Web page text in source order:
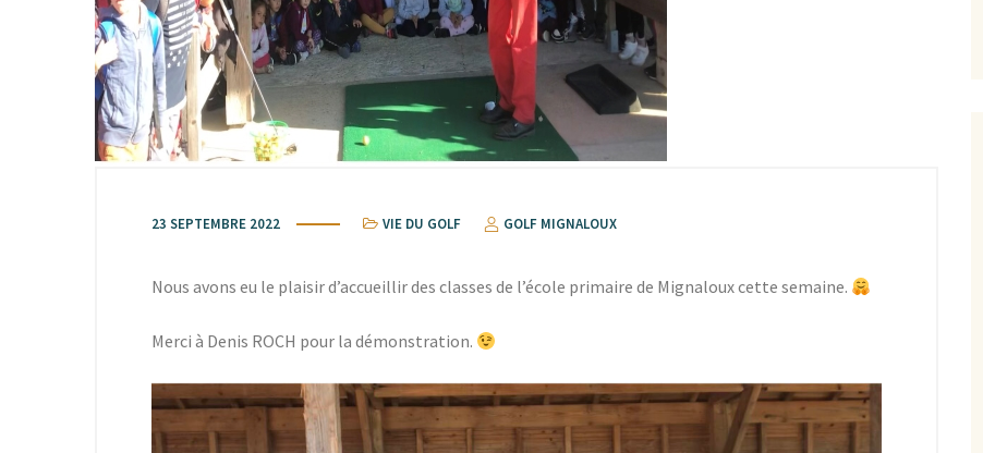
23 SEPTEMBRE 2022 VIE DU GOLF GOLF MIGNALOUX
Nous avons eu le plaisir d’accueillir des classes de l’école primaire de Mignaloux cette semaine.
Merci à Denis ROCH pour la démonstration.